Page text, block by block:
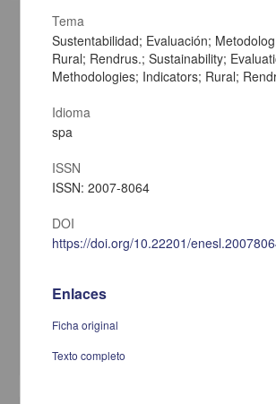
Rodolfo Walsh Cómo contar la verdad para hacer
y el Caribe, UNAM
2021-02-03
Multidisciplina
Tema
Sustentabilidad; Evaluación;
Rural; Rendrus.; Sustainability;
Methodologies; Indicators; Rural;
Idioma
spa
ISSN
ISSN: 2007-8064
DOI
https://doi.org/10.22201/
Enlaces
Ficha original
Texto completo